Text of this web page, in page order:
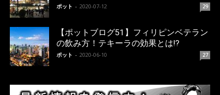
ポット - 2020-07-12 29
【ポットブログ51】フィリピンベテラン
の飲み方！テキーラの効果とは!?
ポット - 2020-06-10 27